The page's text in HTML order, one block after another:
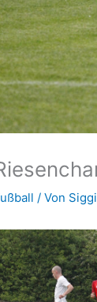
/ Von